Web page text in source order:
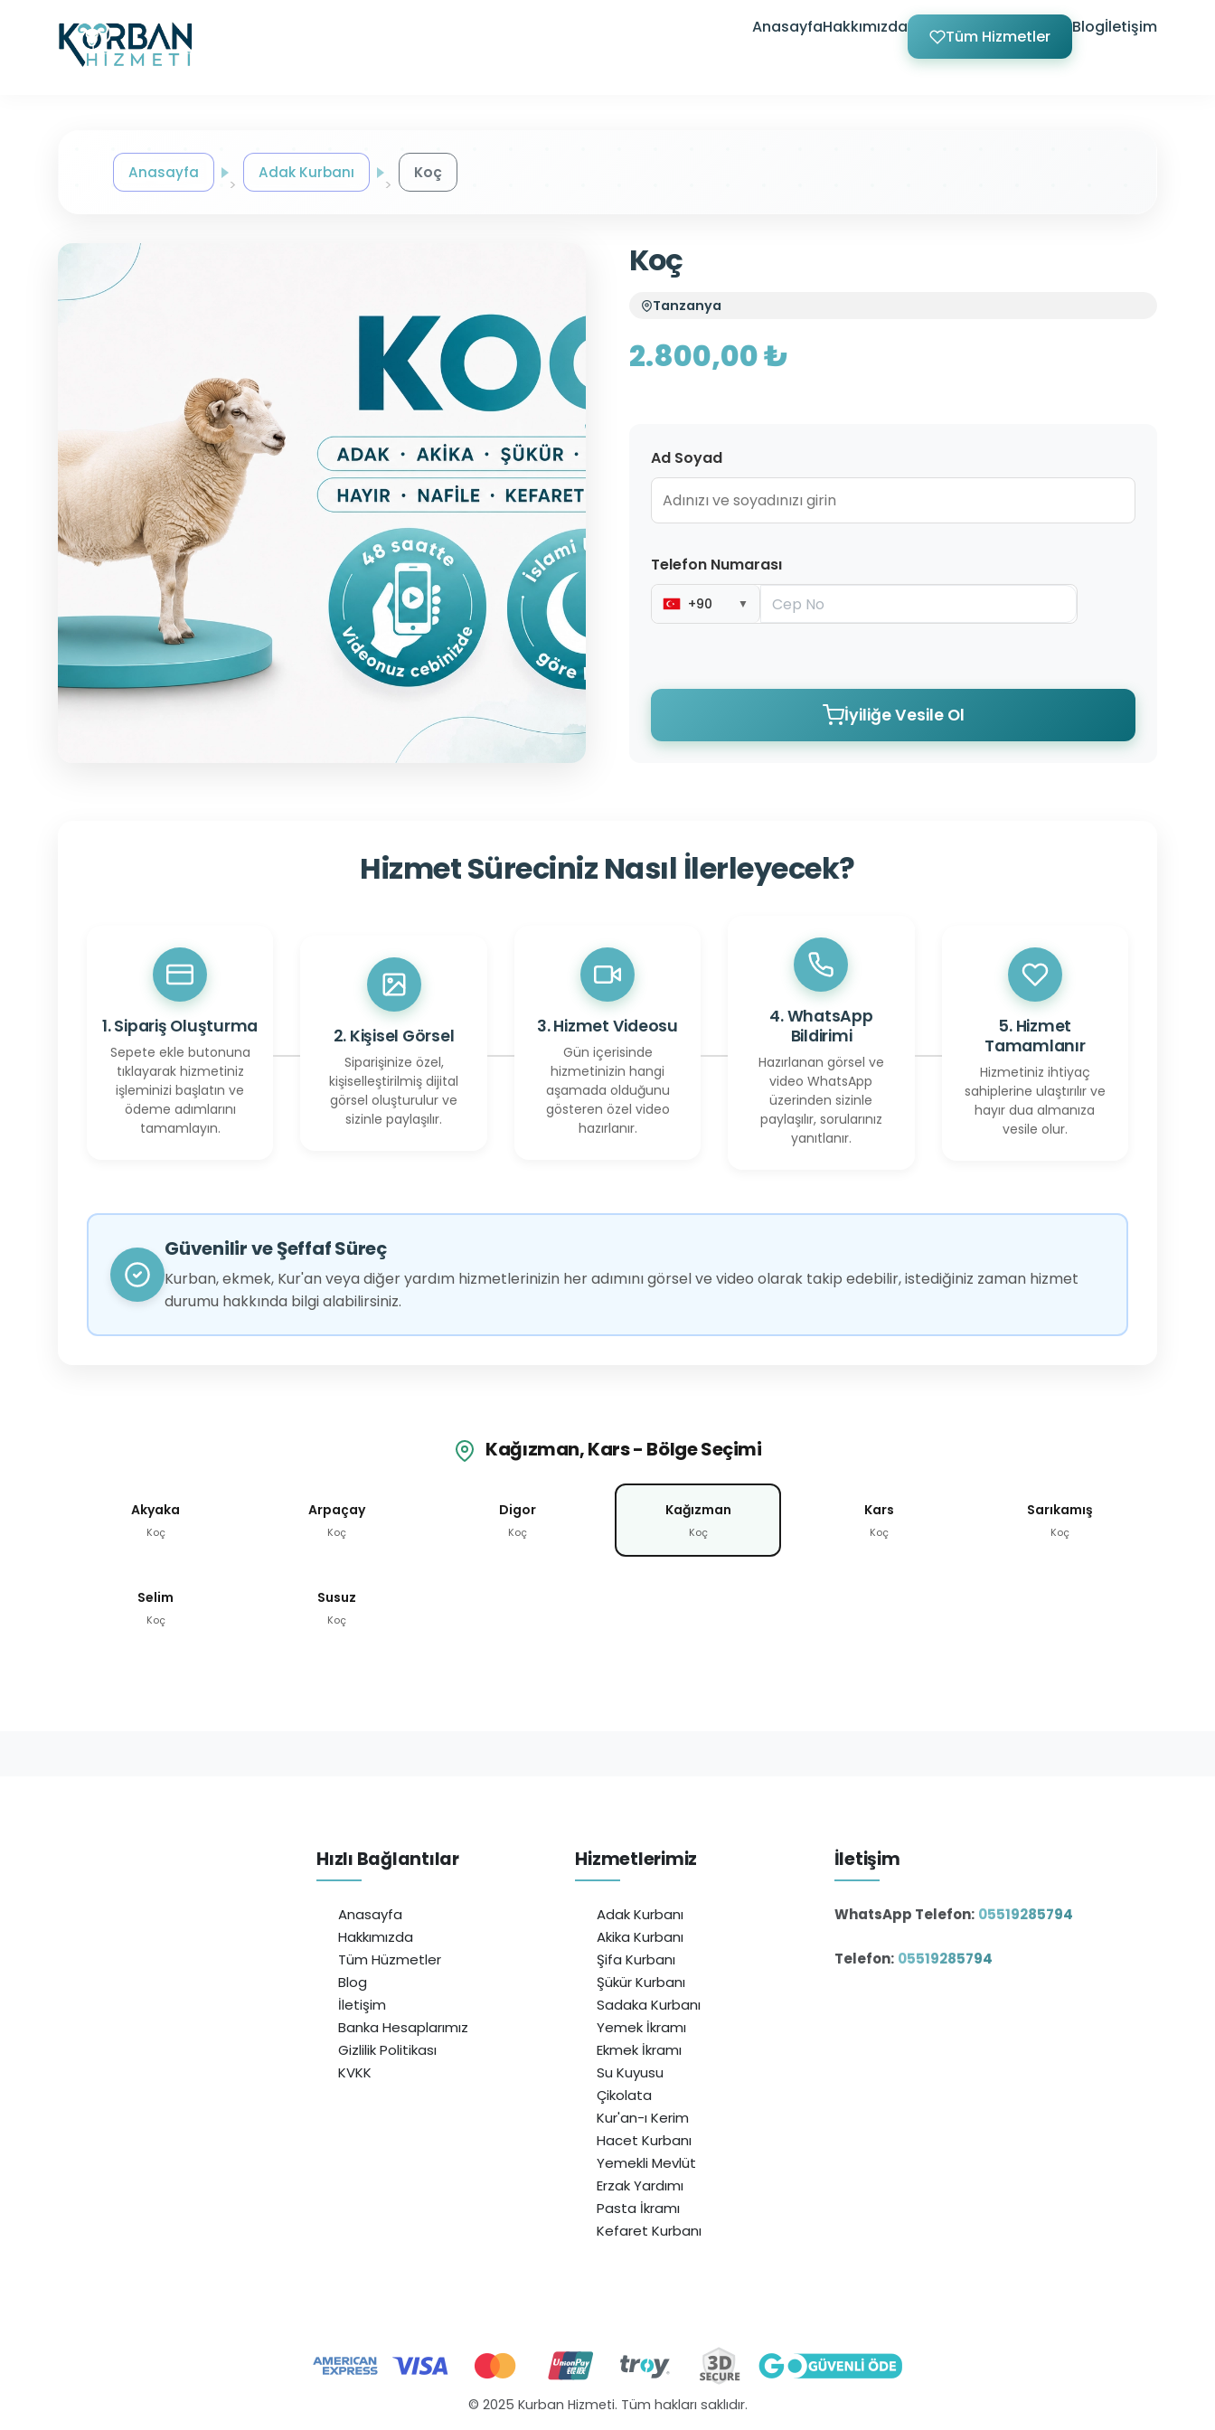
AnasayfaHakkımızda Tüm Hizmetler Blogİletişim
Anasayfa Adak Kurbanı Koç
Koç
Tanzanya
2.800,00 ₺
Ad Soyad
Telefon Numarası
+90 ▼
İyiliğe Vesile Ol
Hizmet Süreciniz Nasıl İlerleyecek?
1. Sipariş Oluşturma
Sepete ekle butonuna
tıklayarak hizmetiniz
işleminizi başlatın ve
ödeme adımlarını
tamamlayın.
2. Kişisel Görsel
Siparişinize özel,
kişiselleştirilmiş dijital
görsel oluşturulur ve
sizinle paylaşılır.
3. Hizmet Videosu
Gün içerisinde
hizmetinizin hangi
aşamada olduğunu
gösteren özel video
hazırlanır.
4. WhatsApp
Bildirimi
Hazırlanan görsel ve
video WhatsApp
üzerinden sizinle
paylaşılır, sorularınız
yanıtlanır.
5. Hizmet
Tamamlanır
Hizmetiniz ihtiyaç
sahiplerine ulaştırılır ve
hayır dua almanıza
vesile olur.
Güvenilir ve Şeffaf Süreç
Kurban, ekmek, Kur'an veya diğer yardım hizmetlerinizin her adımını görsel ve video olarak takip edebilir, istediğiniz zaman hizmet
durumu hakkında bilgi alabilirsiniz.
Kağızman, Kars - Bölge Seçimi
Akyaka
Koç
Arpaçay
Koç
Digor
Koç
Kağızman
Koç
Kars
Koç
Sarıkamış
Koç
Selim
Koç
Susuz
Koç
Hızlı Bağlantılar
Anasayfa
Hakkımızda
Tüm Hüzmetler
Blog
İletişim
Banka Hesaplarımız
Gizlilik Politikası
KVKK
Hizmetlerimiz
Adak Kurbanı
Akika Kurbanı
Şifa Kurbanı
Şükür Kurbanı
Sadaka Kurbanı
Yemek İkramı
Ekmek İkramı
Su Kuyusu
Çikolata
Kur'an-ı Kerim
Hacet Kurbanı
Yemekli Mevlüt
Erzak Yardımı
Pasta İkramı
Kefaret Kurbanı
İletişim
WhatsApp Telefon: 05519285794
Telefon: 05519285794
© 2025 Kurban Hizmeti. Tüm hakları saklıdır.